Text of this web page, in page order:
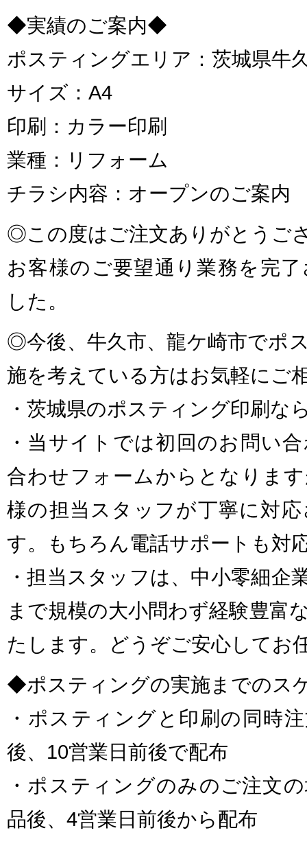
◆実績のご案内◆
ポスティングエリア：茨城県牛
サイズ：A4
印刷：カラー印刷
業種：リフォーム
チラシ内容：オープンのご案内
◎この度はご注文ありがとうご
お客様のご要望通り業務を完
した。
◎今後、牛久市、龍ケ崎市でポ
施を考えている方はお気軽にご
・茨城県のポスティング印刷な
・当サイトでは初回のお問い
合わせフォームからとなりま
様の担当スタッフが丁寧に対
す。もちろん電話サポートも対
・担当スタッフは、中小零細企
まで規模の大小問わず経験豊富
たします。どうぞご安心してお
◆ポスティングの実施までのス
・ポスティングと印刷の同時
後、10営業日前後で配布
・ポスティングのみのご注文
品後、4営業日前後から配布